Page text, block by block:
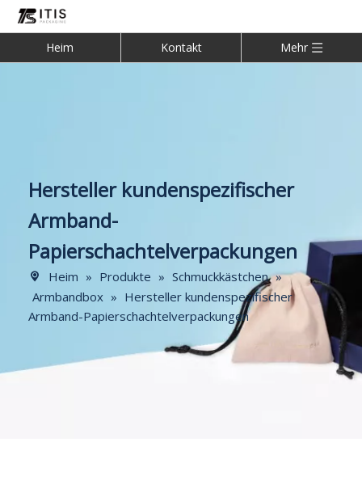
Heim Kontakt Mehr
Hersteller kundenspezifischer
Armband-
Papierschachtelverpackungen
Heim » Produkte » Schmuckkästchen »
Armbandbox » Hersteller kundenspezifischer
Armband-Papierschachtelverpackungen